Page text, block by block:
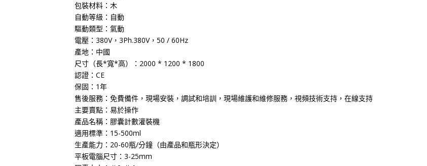
包裝材料：木
自動等級：自動
驅動類型：氣動
電壓：380V，3Ph.380V，50 / 60Hz
產地：中國
尺寸（長*寬*高）：2000 * 1200 * 1800
認證：CE
保固：1年
售後服務：免費備件，現場安裝，調試和培訓，現場維護和維修服務，視頻技術支持，在線支持
主要賣點：易於操作
產品名稱：膠囊計數灌裝機
適用標準：15-500ml
生產能力：20-60瓶/分鐘（由產品和瓶形決定）
平板電腦尺寸：3-25mm